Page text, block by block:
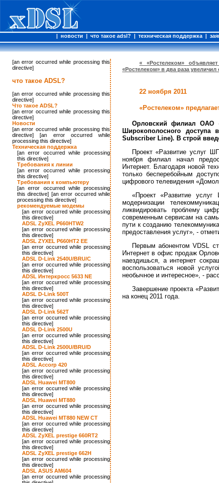
| новости | что такое adsl? | техническая поддержка |
[an error occurred while processing this
directive]
что такое ADSL?
[an error occurred while processing this
directive]
Что такое ADSL?
[an error occurred while processing this
directive]
Новости
[an error occurred while processing this
directive] [an error occurred while
processing this directive]
Техническая поддержка
[an error occurred while processing
this directive]
Требования к линии
[an error occurred while processing
this directive]
Требования к компьютеру
[an error occurred while processing
this directive] [an error occurred while
processing this directive]
рекомендуемые модемы
[an error occurred while processing
this directive]
ADSL ZyXEL P660HTW2
[an error occurred while processing
this directive]
ADSL ZYXEL P660HT2 EE
[an error occurred while processing
this directive]
ADSL D-Link 2540U/BRU/C
[an error occurred while processing
this directive]
ADSL Интеркросс 5633 NE
[an error occurred while processing
this directive]
ADSL D-Link 500T
[an error occurred while processing
this directive]
ADSL D-Link 562T
[an error occurred while processing
this directive]
ADSL D-Link 2500U
[an error occurred while processing
this directive]
ADSL D-Link 2500U/BRU/D
[an error occurred while processing
this directive]
ADSL Accorp 420
[an error occurred while processing
this directive]
ADSL Huawei MT800
[an error occurred while processing
this directive]
ADSL Huawei MT880
[an error occurred while processing
this directive]
ADSL Huawei MT880 NEW CT
[an error occurred while processing
this directive]
ADSL ZyXEL prestige 660RT2
[an error occurred while processing
this directive]
ADSL ZyXEL prestige 662H
[an error occurred while processing
this directive]
ADSL ASUS AM604
[an error occurred while processing
« «Ростелеком»
«Ростелеком» в два раза
22 ноября 2011
«Ростелеком»
Орловский филиал ОАО
Широкополосного
Subscriber Line). В строй
Проект «Развитие услуг
ноября филиал начал
Интернет. Благодаря новой
только бесперебойным
цифрового телевидения
«Проект «Развитие
модернизации
ликвидировать проблему
современным сервисам на
пути к созданию
предоставления услуг», -
Первым абонентом VDSL
Интернет в офис продаж
наездишься, а интернет
воспользоваться новой
необычное и интересное», -
Завершение проекта
на конец 2011 года.